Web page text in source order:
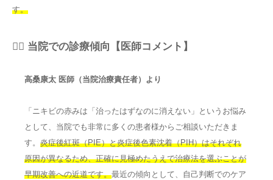
す。
👨‍⚕️ 当院での診療傾向【医師コメント】
高桑康太 医師（当院治療責任者）より
「ニキビの赤みは「治ったはずなのに消えない」というお悩み
として、当院でも非常に多くの患者様からご相談いただきま
す。 炎症後紅斑（PIE）と炎症後色素沈着（PIH）はそれぞれ
原因が異なるため、正確に見極めたうえで治療法を選ぶことが
早期改善への近道です。最近の傾向として、自己判断でのケア